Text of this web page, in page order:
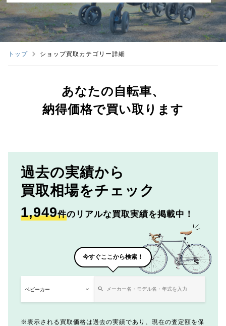
トップ ショップ買取カテゴリー詳細
あなたの自転車、
納得価格で買い取ります
過去の実績から
買取相場をチェック
1,949件のリアルな買取実績を掲載中！
今すぐここから検索！
表示される買取価格は過去の実績であり、現在の査定額を保